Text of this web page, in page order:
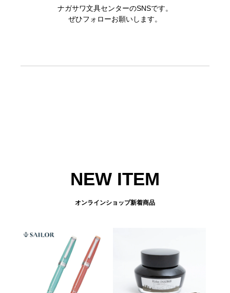
ナガサワ文具センターのSNSです。
ぜひフォローお願いします。
NEW ITEM
オンラインショップ新着商品